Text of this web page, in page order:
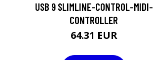
USB 9 SLIMLINE-CONTROL-MIDI-
CONTROLLER
64.31 EUR